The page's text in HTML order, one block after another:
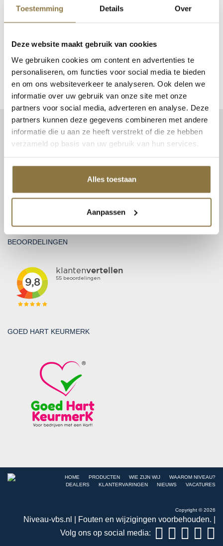
Toestemming Details Over
Deze website maakt gebruik van cookies
We gebruiken cookies om content en advertenties te
personaliseren, om functies voor social media te bieden
en om ons websiteverkeer te analyseren. Ook delen we
informatie over uw gebruik van onze site met onze
partners voor social media, adverteren en analyse. Deze
partners kunnen deze gegevens combineren met andere
informatie die u aan ze heeft verstrekt of die ze hebben
verzameld op basis van uw gebruik van hun services.
Alles toestaan
Aanpassen
Doos 48 mm. is 24 stuks
EAN
9002588451039, SC45103-1, 9002588451053, 9002588451077,
SC45107-1, 9002588451091, SC45109-1
CONTACT
Patent Niveau BV
3953 HA Maarsbergen
info@niveau-vbs.nl
BTW: NL815131999B01
KvK: 30212865
BEOORDELINGEN
GOED HART KEURMERK
HOME PRODUCTEN WIE ZIJN WIJ
WAAROM NIVEAU?
DEALERS
KLANTERVARINGEN NIEUWS VACATURES
Copyright © 2026
Niveau-vbs.nl | Fouten en wijzigingen voorbehouden. |
Volg ons op social media: